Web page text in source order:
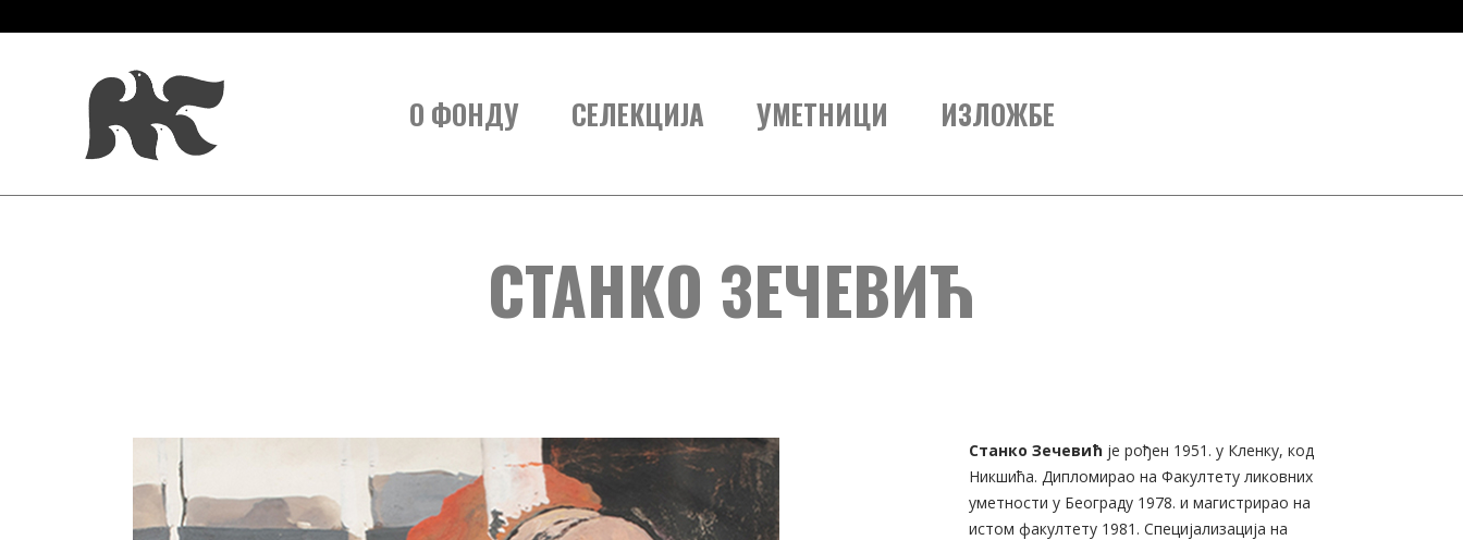
О ФОНДУ СЕЛЕКЦИЈА УМЕТНИЦИ ИЗЛОЖБЕ
СТАНКО ЗЕЧЕВИЋ
Станко Зечевић је рођен 1951. у Кленку, код
Никшића. Дипломирао на Факултету ликовних
уметности у Београду 1978. и магистрирао на
истом факултету 1981. Специјализација на